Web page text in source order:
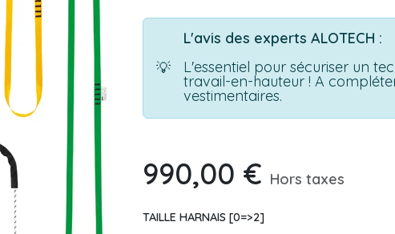
💡
L'avis des experts ALOTECH :
L'essentiel pour sécuriser un
travail-en-hauteur ! A
vestimentaires.
990,00 € Hors taxes
TAILLE HARNAIS [0=>2]